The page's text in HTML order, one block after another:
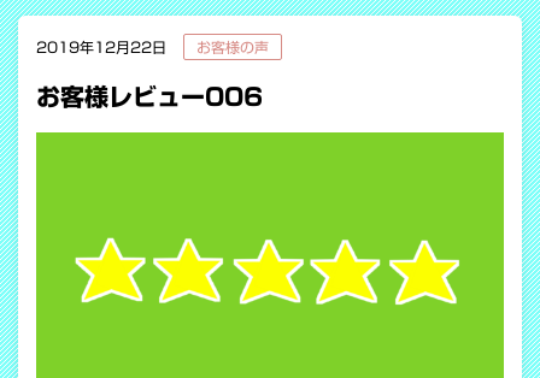
2019年12月22日 お客様の声
お客様レビュー006